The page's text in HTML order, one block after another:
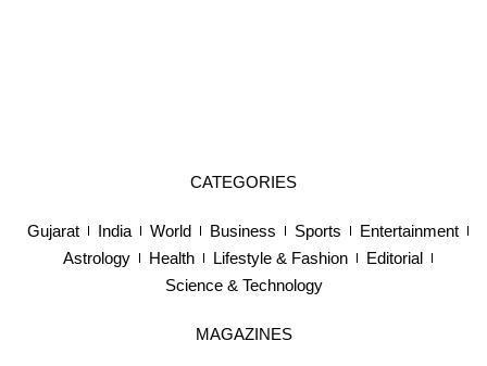
CATEGORIES
Gujarat India World Business Sports
Entertainment
Astrology
Health Lifestyle & Fashion
Editorial
Science & Technology
MAGAZINES